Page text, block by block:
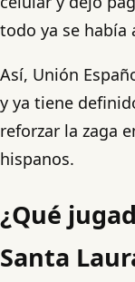
todo ya se había
Así, Unión
y ya tiene
reforzar la zaga
hispanos.
¿Qué
Santa